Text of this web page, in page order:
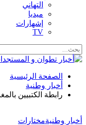
التهاني
ميديا
إشهارات
TV
الصفحة الرئيسية
أخبار وطنية
رابطة الكتبيين
أخبار وطنيةمختارات